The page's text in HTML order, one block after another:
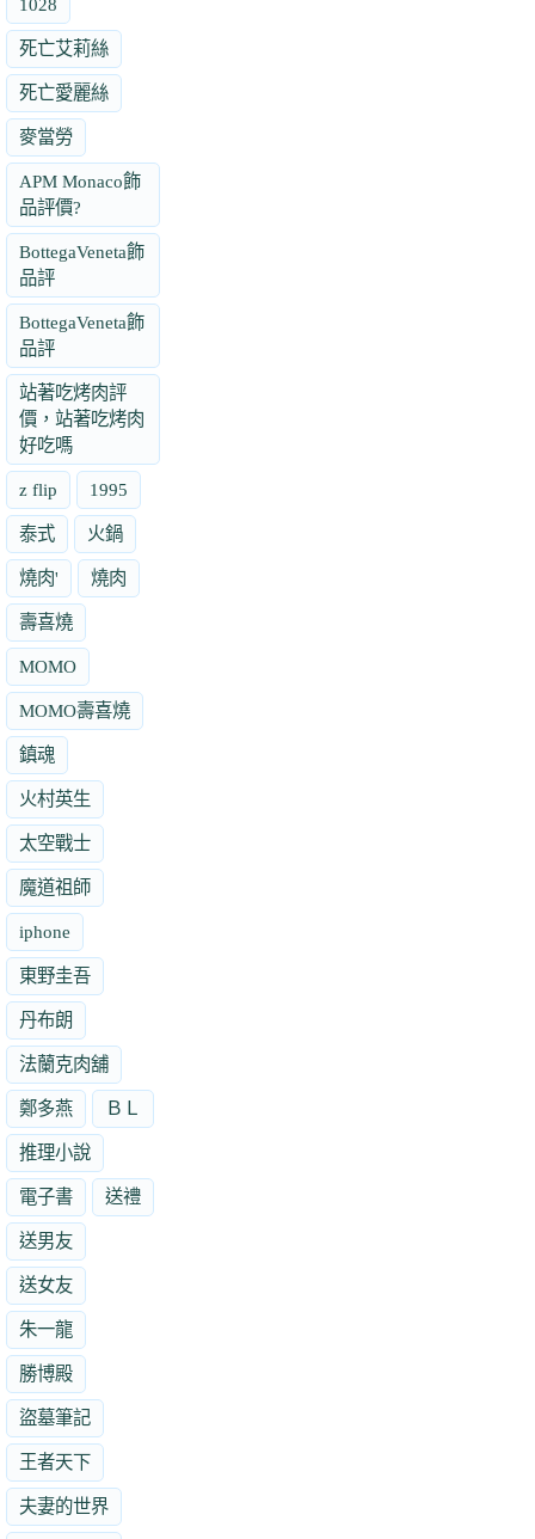
1028
死亡艾莉絲
死亡愛麗絲
麥當勞
APM Monaco飾
品評價?
BottegaVeneta飾
品評
BottegaVeneta飾
品評
站著吃烤肉評
價，站著吃烤肉
好吃嗎
z flip 1995
泰式 火鍋
燒肉' 燒肉
壽喜燒
MOMO
MOMO壽喜燒
鎮魂
火村英生
太空戰士
魔道祖師
iphone
東野圭吾
丹布朗
法蘭克肉舖
鄭多燕 ＢＬ
推理小說
電子書 送禮
送男友
送女友
朱一龍
勝博殿
盜墓筆記
王者天下
夫妻的世界